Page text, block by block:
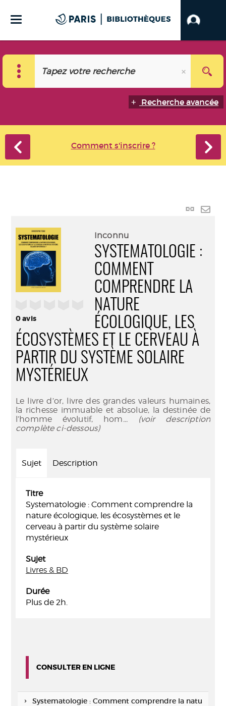
Recherche avancée
Comment s'inscrire ?
Lien
0avis
Inconnu
SYSTEMATOLOGIE :
COMMENT
COMPRENDRE LA
NATURE
ÉCOLOGIQUE, LES
ÉCOSYSTÈMES ET LE CERVEAU À
PARTIR DU SYSTÈME SOLAIRE
MYSTÉRIEUX
Le livre d’or, livre des grandes valeurs humaines,
la richesse immuable et absolue, la destinée de
l’homme évolutif, hom... (voir description
complète ci-dessous)
Sujet Description
Titre
Systematologie : Comment comprendre la
nature écologique, les écosystèmes et le
cerveau à partir du système solaire
mystérieux
Sujet
Livres & BD
Durée
Plus de 2h.
CONSULTER EN LIGNE
Systematologie : Comment comprendre la natu